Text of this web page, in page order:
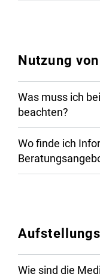
Nutzung
Was muss ich
beachten?
Wo finde ich
Wie sind die